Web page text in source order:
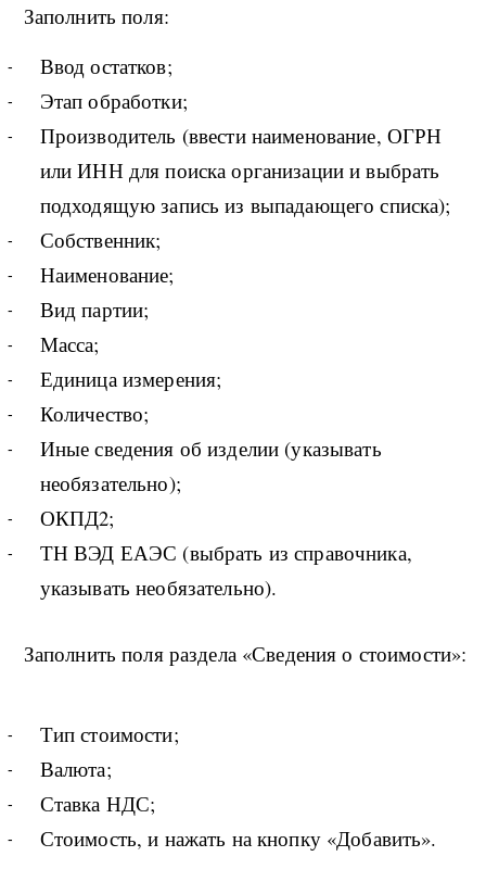
Заполнить поля:
Ввод остатков;
Этап обработки;
Производитель (ввести наименование, ОГРН
или ИНН для поиска организации и выбрать
подходящую запись из выпадающего списка);
Собственник;
Наименование;
Вид партии;
Масса;
Единица измерения;
Количество;
Иные сведения об изделии (указывать
необязательно);
ОКПД2;
ТН ВЭД ЕАЭС (выбрать из справочника,
указывать необязательно).
Заполнить поля раздела «Сведения о стоимости»:
Тип стоимости;
Валюта;
Ставка НДС;
Стоимость, и нажать на кнопку «Добавить».